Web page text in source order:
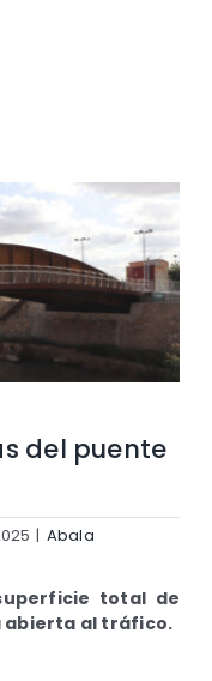
del puente
| Abala
total de
abierta al tráfico.